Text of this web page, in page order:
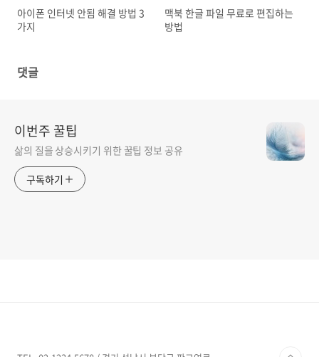
아이폰 인터넷 안됨 해결 방법 3
가지
맥북 한글 파일 무료로 편집하는
방법
댓글
이번주 꿀팁
삶의 질을 상승시키기 위한 꿀팁 정보 공유
구독하기